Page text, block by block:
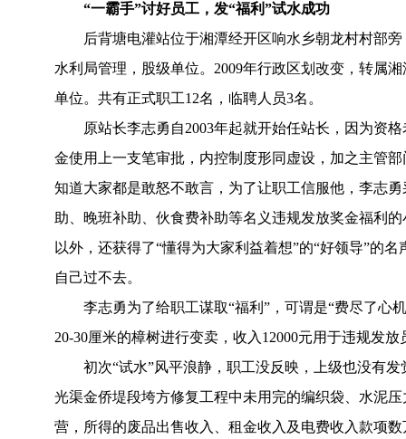
“一霸手”讨好员工，发“福利”试水成功
后背塘电灌站位于湘潭经开区响水乡朝龙村村部
水利局管理，股级单位。2009年行政区划改变，转属
单位。共有正式职工12名，临聘人员3名。
原站长李志勇自2003年起就开始任站长，因为资
金使用上一支笔审批，内控制度形同虚设，加之主管
知道大家都是敢怒不敢言，为了让职工信服他，李志
助、晚班补助、伙食费补助等名义违规发放奖金福利
以外，还获得了“懂得为大家利益着想”的“好领导”的
自己过不去。
李志勇为了给职工谋取“福利”，可谓是“费尽了心
20-30厘米的樟树进行变卖，收入12000元用于违规发
初次“试水”风平浪静，职工没反映，上级也没有
光渠金侨堤段垮方修复工程中未用完的编织袋、水泥
营，所得的废品出售收入、租金收入及电费收入款项